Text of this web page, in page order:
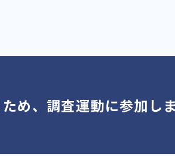
め、調査運動に参加し